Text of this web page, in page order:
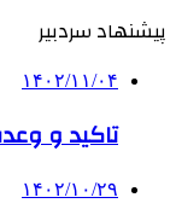
پیشنهاد سردبیر
۱۴۰۲/۱۱/۰۴
تاکید و وعده ۲ وزیر درباره راه‌آهن
۱۴۰۲/۱۰/۲۹